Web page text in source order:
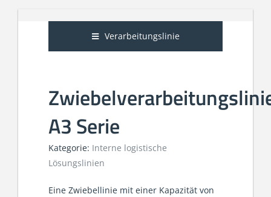
Verarbeitungslinie
A3 Serie
Kategorie: Interne logistische
Lösungslinien
Eine Zwiebellinie mit einer Kapazität von